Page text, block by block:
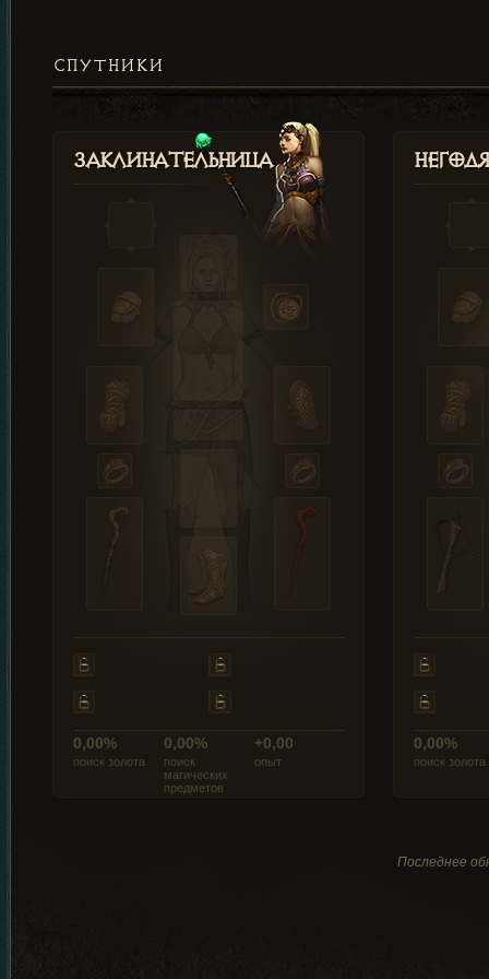
СПУТНИКИ
Заклинательница
0,00%
поиск золота
0,00%
поиск
магических
предметов
+0,00
опыт
0,00%
поиск золота
Последнее